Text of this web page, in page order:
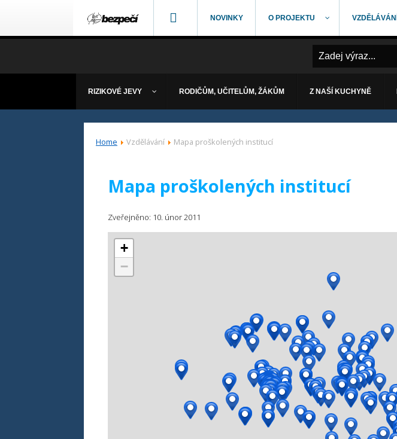
NOVINKY O PROJEKTU VZDĚLÁVÁNÍ
RIZIKOVÉ JEVY RODIČŮM, UČITELŮM, ŽÁKŮM Z NAŠÍ KUCHYNĚ
Home Vzdělávání Mapa proškolených institucí
Mapa proškolených institucí
Zveřejněno: 10. únor 2011